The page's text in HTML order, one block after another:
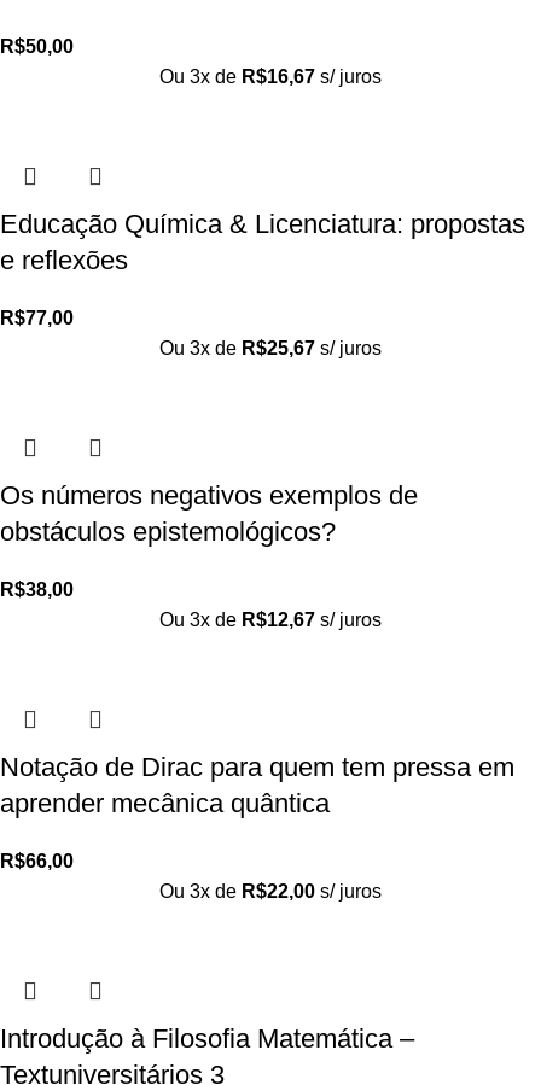
R$50,00
Ou 3x de R$16,67 s/ juros
Educação Química & Licenciatura: propostas
e reflexões
R$77,00
Ou 3x de R$25,67 s/ juros
Os números negativos exemplos de
obstáculos epistemológicos?
R$38,00
Ou 3x de R$12,67 s/ juros
Notação de Dirac para quem tem pressa em
aprender mecânica quântica
R$66,00
Ou 3x de R$22,00 s/ juros
Introdução à Filosofia Matemática –
Textuniversitários 3